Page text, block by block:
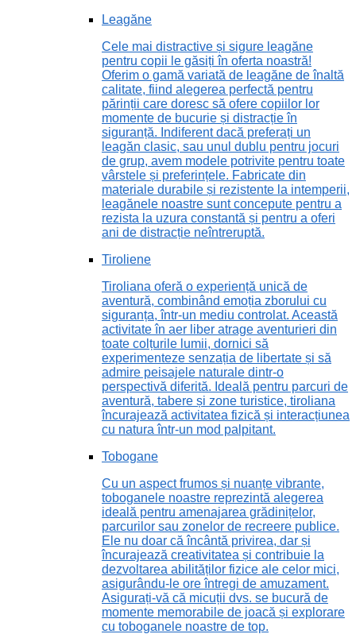
Leagăne
Cele mai distractive și sigure leagăne
pentru copii le găsiți în oferta noastră!
Oferim o gamă variată de leagăne de înaltă
calitate, fiind alegerea perfectă pentru
părinții care doresc să ofere copiilor lor
momente de bucurie și distracție în
siguranță. Indiferent dacă preferați un
leagăn clasic, sau unul dublu pentru jocuri
de grup, avem modele potrivite pentru toate
vârstele și preferințele. Fabricate din
materiale durabile și rezistente la intemperii,
leagănele noastre sunt concepute pentru a
rezista la uzura constantă și pentru a oferi
ani de distracție neîntreruptă.
Tiroliene
Tiroliana oferă o experiență unică de
aventură, combinând emoția zborului cu
siguranța, într-un mediu controlat. Această
activitate în aer liber atrage aventurieri din
toate colțurile lumii, dornici să
experimenteze senzația de libertate și să
admire peisajele naturale dintr-o
perspectivă diferită. Ideală pentru parcuri de
aventură, tabere și zone turistice, tiroliana
încurajează activitatea fizică și interacțiunea
cu natura într-un mod palpitant.
Tobogane
Cu un aspect frumos și nuanțe vibrante,
toboganele noastre reprezintă alegerea
ideală pentru amenajarea grădinițelor,
parcurilor sau zonelor de recreere publice.
Ele nu doar că încântă privirea, dar și
încurajează creativitatea și contribuie la
dezvoltarea abilităților fizice ale celor mici,
asigurându-le ore întregi de amuzament.
Asigurați-vă că micuții dvs. se bucură de
momente memorabile de joacă și explorare
cu toboganele noastre de top.